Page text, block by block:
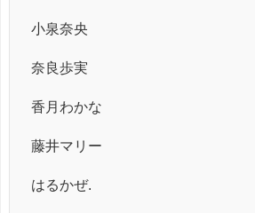
小泉奈央
奈良歩実
香月わかな
藤井マリー
はるかぜ.